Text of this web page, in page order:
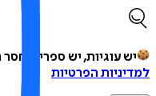
יש עוגיות, יש ספרים, חסר
הפרטיות